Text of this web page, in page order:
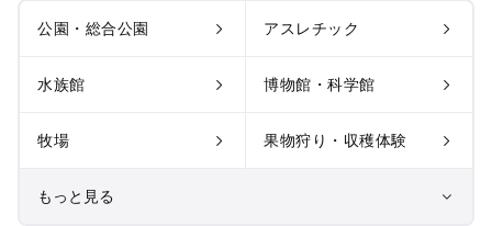
公園・総合公園 アスレチック
水族館 博物館・科学館
牧場 果物狩り・収穫体験
もっと見る